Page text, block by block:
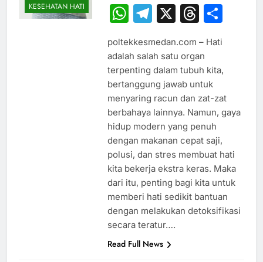
KESEHATAN HATI WhatsApp
Telegram
X
poltekkesmedan.com – Hati
adalah salah satu organ
terpenting dalam tubuh kita,
bertanggung jawab untuk
menyaring racun dan zat-zat
berbahaya lainnya. Namun, gaya
hidup modern yang penuh
dengan makanan cepat saji,
polusi, dan stres membuat hati
kita bekerja ekstra keras. Maka
dari itu, penting bagi kita untuk
memberi hati sedikit bantuan
dengan melakukan detoksifikasi
secara teratur….
Read Full News